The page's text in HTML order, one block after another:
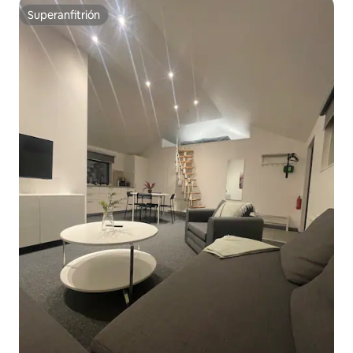
Superanfitrión
Superanfitrión